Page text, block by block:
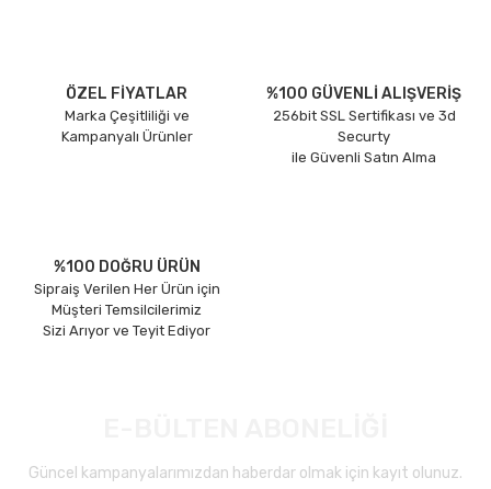
ÖZEL FİYATLAR
Marka Çeşitliliği ve
Kampanyalı Ürünler
%100 GÜVENLİ ALIŞVERİŞ
256bit SSL Sertifikası ve 3d
Securty
ile Güvenli Satın Alma
%100 DOĞRU ÜRÜN
Sipraiş Verilen Her Ürün için
Müşteri Temsilcilerimiz
Sizi Arıyor ve Teyit Ediyor
Güncel kampanyalarımızdan haberdar olmak için kayıt olunuz.